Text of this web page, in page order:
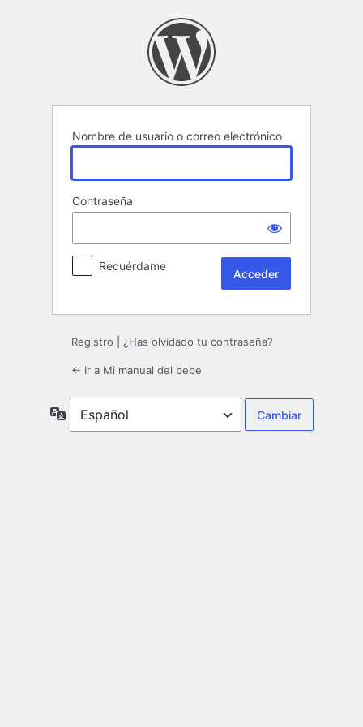
Nombre de usuario o correo electrónico
Contraseña
Recuérdame
Registro ¿Has olvidado tu contraseña?
← Ir a Mi manual del bebe
Idioma